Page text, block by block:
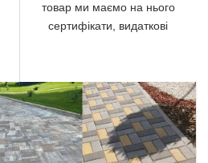
товар ми маємо на нього
сертифікати, видаткові